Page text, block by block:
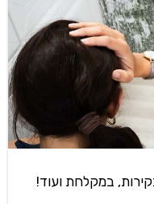
במקלחת ועוד!